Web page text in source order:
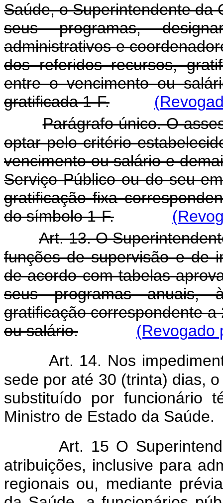
Saúde, o Superintendente da
seus programas,
administrativos e
dos referidos recursos,
entre o vencimento ou
gratificada 1-F.
Parágrafo único. O
optar pelo critério
vencimento ou salário e
Serviço Público ou do seu
gratificação fixa
do símbolo 1-F.
Art. 13. O
funções de supervisão e de
de acordo com tabelas
seus programas anuais,
gratificação correspondente
ou salário.
(Revogado
Art. 14. Nos
sede por até 30 (trinta) dias,
substituído por funcionário
Ministro de Estado da Saúde.
Art. 15 O
atribuições, inclusive para
regionais ou, mediante